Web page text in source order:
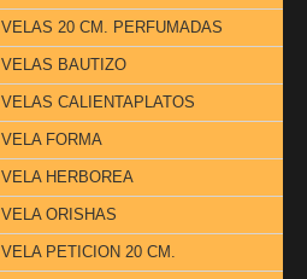
VELAS 20 CM. PERFUMADAS
VELAS BAUTIZO
VELAS CALIENTAPLATOS
VELA FORMA
VELA HERBOREA
VELA ORISHAS
VELA PETICION 20 CM.